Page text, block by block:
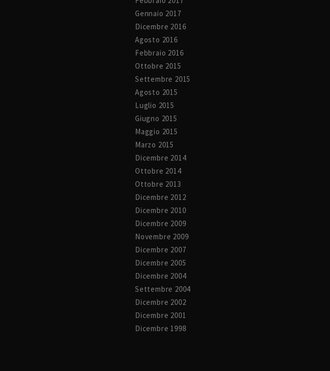
Gennaio 2017
Dicembre 2016
Agosto 2016
Febbraio 2016
Ottobre 2015
Settembre 2015
Agosto 2015
Luglio 2015
Giugno 2015
Maggio 2015
Marzo 2015
Dicembre 2014
Ottobre 2014
Ottobre 2013
Dicembre 2012
Dicembre 2010
Dicembre 2009
Novembre 2009
Dicembre 2007
Dicembre 2005
Dicembre 2004
Settembre 2004
Dicembre 2002
Dicembre 2001
Dicembre 1998